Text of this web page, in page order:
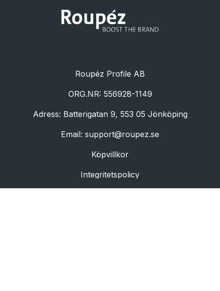
Roupéz Profile AB
ORG.NR: 556928-1149
Adress: Batterigatan 9, 553 05 Jönköping
Email: support@roupez.se
Köpvillkor
Integritetspolicy